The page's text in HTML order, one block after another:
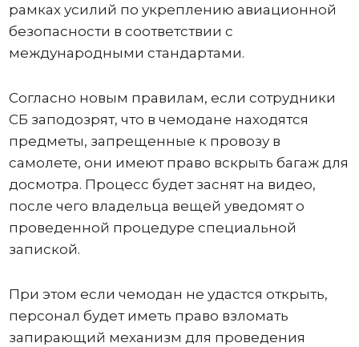
рамках усилий по укреплению авиационной
безопасности в соответствии с
международными стандартами.
Согласно новым правилам, если сотрудники
СБ заподозрят, что в чемодане ​​находятся
предметы, запрещенные к провозу в
самолете, они имеют право вскрыть багаж для
досмотра. Процесс будет заснят на видео,
после чего владельца вещей уведомят о
проведенной процедуре специальной
запиской.
При этом если чемодан не удастся открыть,
персонал будет иметь право взломать
запирающий механизм для проведения